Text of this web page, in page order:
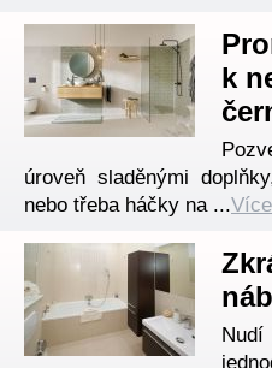
k
úroveň sladěnými
nebo třeba háčky na ...Více
Nudí